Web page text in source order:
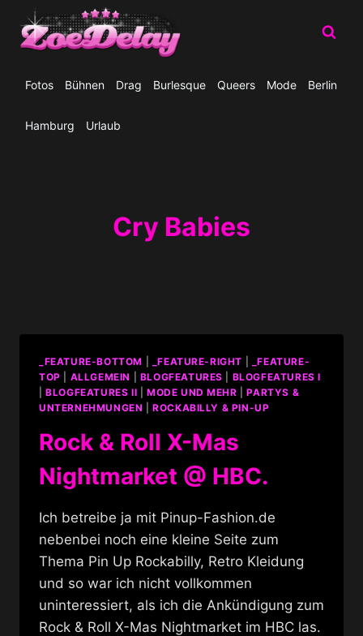
Inhalt
springen
Fotos Bühnen Drag Burlesque Queers Mode Berlin
Hamburg Urlaub
Cry Babies
_FEATURE-BOTTOM _FEATURE-RIGHT
_FEATURE-
TOP
ALLGEMEIN BLOGFEATURES
BLOGFEATURES I
|BLOGFEATURES II MODE UND MEHR |PARTYS &
UNTERNEHMUNGEN |ROCKABILLY & PIN-UP
Rock & Roll X-Mas
Nightmarket @ HBC.
Ich betreibe ja mit Pinup-Fashion.de
nebenbei noch eine kleine Seite zum
Thema Pin Up Rockabilly, Retro Kleidung
und so war ich nicht vollkommen
uninteressiert, als ich die Ankündigung zum
Rock & Roll X-Mas Nightmarket im HBC las.